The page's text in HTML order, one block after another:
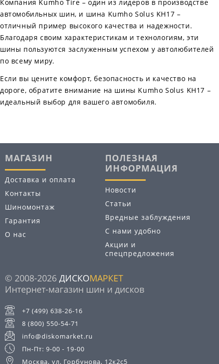
Компания Kumho Tire – один из лидеров в производстве
автомобильных шин, и шина Kumho Solus KH17 –
отличный пример высокого качества и надежности.
Благодаря своим характеристикам и технологиям, эти
шины пользуются заслуженным успехом у автолюбителей
по всему миру.
Если вы цените комфорт, безопасность и качество на
дороге, обратите внимание на шины Kumho Solus KH17 –
идеальный выбор для вашего автомобиля.
МАГАЗИН
Доставка и оплата
Контакты
Шиномонтаж
Гарантия
О нас
ПОЛЕЗНАЯ
ИНФОРМАЦИЯ
Новости
Статьи
Вредные заблуждения
С нами удобно
Акции и
спецпредложения
© 2008-2026 ДИСКОМАРКЕТ
Интернет-магазин шин и дисков
+7 (499) 638-26-16
8 (800) 550-54-71
info@diskomarket.ru
Пн-Пт: 9-00 - 19-00
Москва, ул. Горбунова, 12к2с5